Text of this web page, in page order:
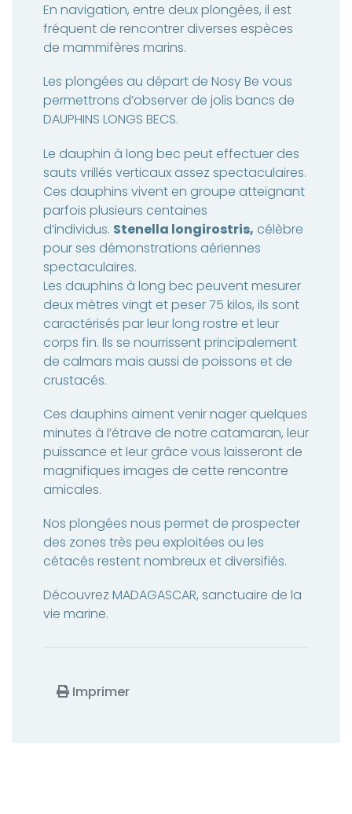
En navigation, entre deux plongées, il est
fréquent de rencontrer diverses espèces
de mammifères marins.
Les plongées au départ de Nosy Be vous
permettrons d’observer de jolis bancs de
DAUPHINS LONGS BECS.
Le dauphin à long bec peut effectuer des
sauts vrillés verticaux assez spectaculaires.
Ces dauphins vivent en groupe atteignant
parfois plusieurs centaines
d’individus. Stenella longirostris, célèbre
pour ses démonstrations aériennes
spectaculaires.
Les dauphins à long bec peuvent mesurer
deux mètres vingt et peser 75 kilos, ils sont
caractérisés par leur long rostre et leur
corps fin. Ils se nourrissent principalement
de calmars mais aussi de poissons et de
crustacés.
Ces dauphins aiment venir nager quelques
minutes à l’étrave de notre catamaran, leur
puissance et leur grâce vous laisseront de
magnifiques images de cette rencontre
amicales.
Nos plongées nous permet de prospecter
des zones très peu exploitées ou les
cétacés restent nombreux et diversifiés.
Découvrez MADAGASCAR, sanctuaire de la
vie marine.
Imprimer